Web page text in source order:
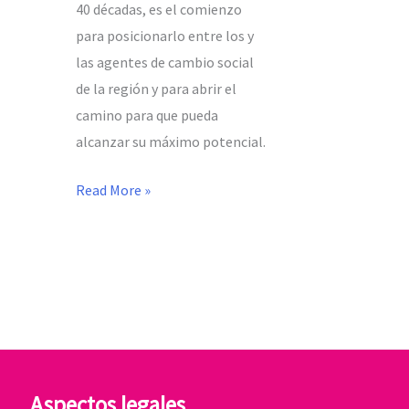
40 décadas, es el comienzo
para posicionarlo entre los y
las agentes de cambio social
de la región y para abrir el
camino para que pueda
alcanzar su máximo potencial.
Read More »